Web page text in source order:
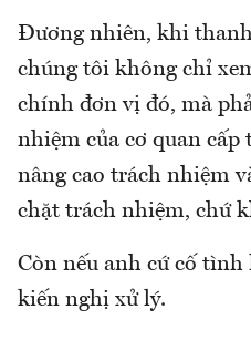
Đương nhiên, khi
chúng tôi không chỉ
chính đơn vị đó, mà
nhiệm của cơ quan
nâng cao trách nhiệm
chặt trách nhiệm, chứ
Còn nếu anh cứ cố
kiến nghị xử lý.